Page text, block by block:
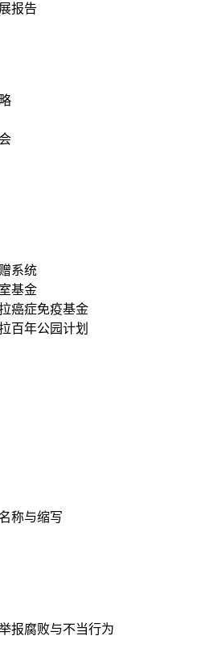
报告
系统
基金
癌症免疫基金
百年公园计划
称与缩写
报腐败与不当行为